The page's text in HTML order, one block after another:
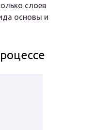
слоев
основы и